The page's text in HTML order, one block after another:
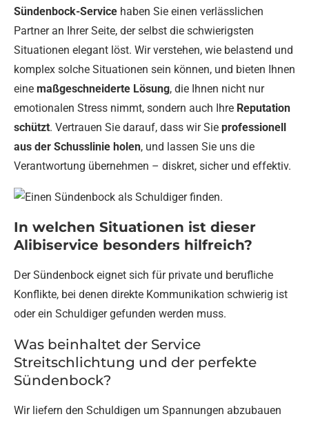
Sündenbock-Service haben Sie einen verlässlichen
Partner an Ihrer Seite, der selbst die schwierigsten
Situationen elegant löst. Wir verstehen, wie belastend und
komplex solche Situationen sein können, und bieten Ihnen
eine maßgeschneiderte Lösung, die Ihnen nicht nur
emotionalen Stress nimmt, sondern auch Ihre Reputation
schützt. Vertrauen Sie darauf, dass wir Sie professionell
aus der Schusslinie holen, und lassen Sie uns die
Verantwortung übernehmen – diskret, sicher und effektiv.
In welchen Situationen ist dieser
Alibiservice besonders hilfreich?
Der Sündenbock eignet sich für private und berufliche
Konflikte, bei denen direkte Kommunikation schwierig ist
oder ein Schuldiger gefunden werden muss.
Was beinhaltet der Service
Streitschlichtung und der perfekte
Sündenbock?
Wir liefern den Schuldigen um Spannungen abzubauen